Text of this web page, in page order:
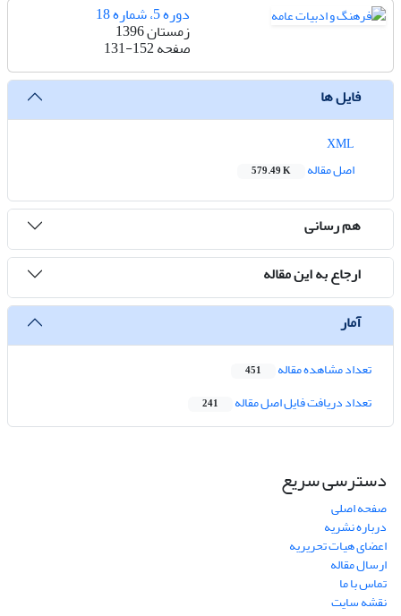
دوره 5، شماره 18
زمستان 1396
صفحه131-152
فایل ها
اصل مقاله
579.49 K
هم رسانی
ارجاع به این مقاله
آمار
تعداد مشاهده مقاله 451
تعداد دریافت فایل اصل مقاله 241
دسترسی سریع
صفحه اصلی
درباره نشریه
اعضای هیات تحریریه
ارسال مقاله
تماس با ما
نقشه سایت